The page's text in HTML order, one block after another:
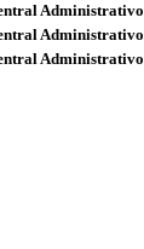
Administrativo
Administrativo
Administrativo